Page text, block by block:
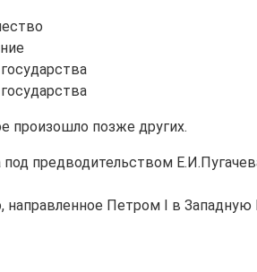
произошло позже других.
под предводительством
направленное Петром I в Западную